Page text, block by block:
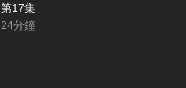
第17集
24分鐘